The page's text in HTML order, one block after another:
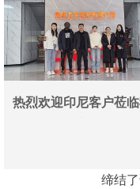
热烈欢迎印尼客户莅
缔结